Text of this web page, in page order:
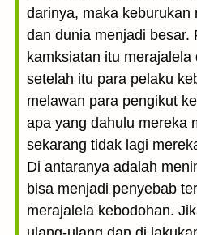
darinya, maka keburukan
dan dunia menjadi besar.
kamksiatan itu
setelah itu para pelaku
melawan para pengikut
apa yang dahulu mereka
sekarang tidak lagi
Di antaranya adalah
bisa menjadi penyebab
merajalela kebodohan.